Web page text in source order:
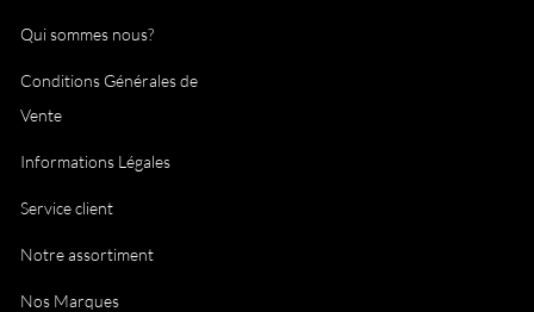
Qui sommes nous?
Conditions Générales de
Vente
Informations Légales
Service client
Notre assortiment
Nos Marques